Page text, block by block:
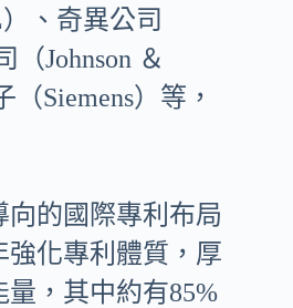
、奇異公司
（Johnson ＆
（Siemens）等，
向的國際專利布局
強化專利體質，厚
，其中約有85%